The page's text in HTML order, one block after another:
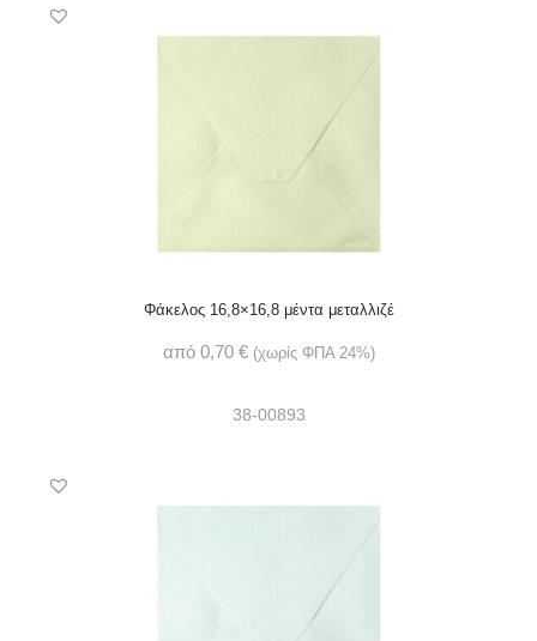
Φάκελος 16,8×16,8 μέντα μεταλλιζέ
από 0,70 € (χωρίς ΦΠΑ 24%)
38-00893